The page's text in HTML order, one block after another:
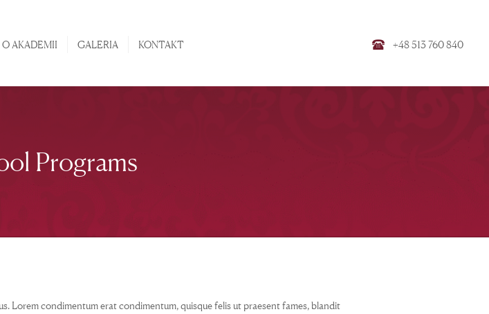
O AKADEMII GALERIA KONTAKT +48 513 760 840
Programs
Lorem condimentum erat condimentum, quisque felis ut praesent fames, blandit